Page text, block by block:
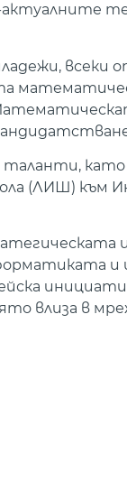
актуалните
всеки
таланти,
(ЛИШ) към
и
влиза в